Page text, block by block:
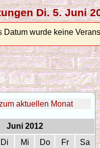
Di. 5. Juni
Datum wurde keine
aktuellen Monat
Juni 2012
Di Mi Do Fr
Sa